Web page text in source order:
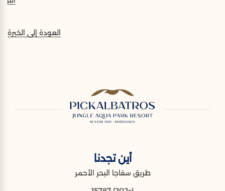
العودة إلى الخبرة
أين تجدنا
طريق سفاجا البحر الأحمر